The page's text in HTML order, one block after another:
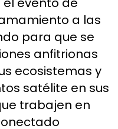
a las
para que se
anfitrionas
ecosistemas y
satélite en sus
trabajen en